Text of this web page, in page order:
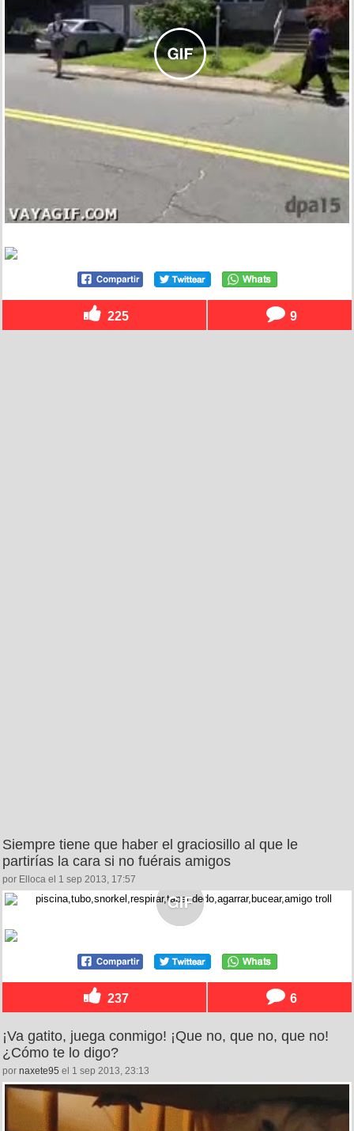
225 9
Siempre tiene que haber el graciosillo al que le
partirías la cara si no fuérais amigos
por Elloca el 1 sep 2013, 17:57
237 6
¡Va gatito, juega conmigo! ¡Que no, que no, que no!
¿Cómo te lo digo?
por naxete95 el 1 sep 2013, 23:13